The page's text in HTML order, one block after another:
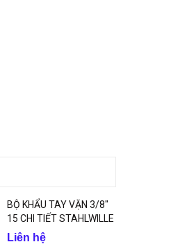
BỘ KHẨU TAY VẶN 3/8"
15 CHI TIẾT STAHLWILLE
Liên hệ